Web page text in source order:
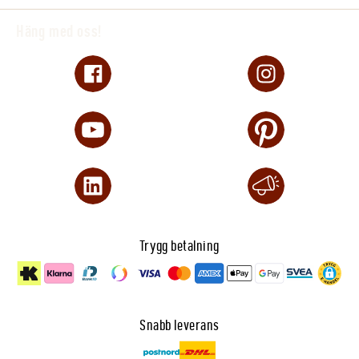
Trygg betalning
Snabb leverans